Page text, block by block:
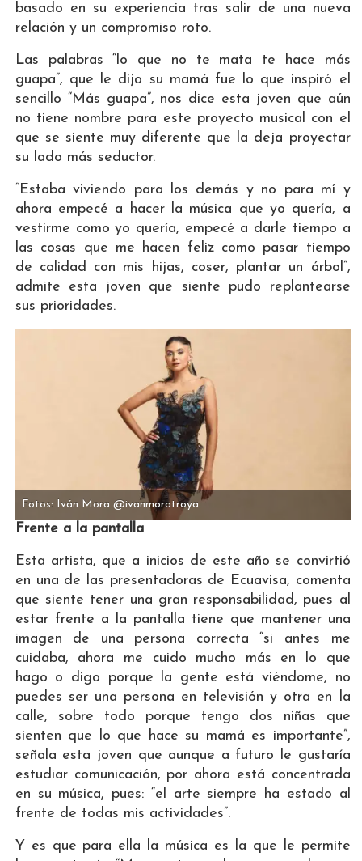
basado en su experiencia tras salir de una nueva
relación y un compromiso roto.
Las palabras “lo que no te mata te hace más
guapa”, que le dijo su mamá fue lo que inspiró el
sencillo “Más guapa”, nos dice esta joven que aún
no tiene nombre para este proyecto musical con el
que se siente muy diferente que la deja proyectar
su lado más seductor.
“Estaba viviendo para los demás y no para mí y
ahora empecé a hacer la música que yo quería, a
vestirme como yo quería, empecé a darle tiempo a
las cosas que me hacen feliz como pasar tiempo
de calidad con mis hijas, coser, plantar un árbol”,
admite esta joven que siente pudo replantearse
sus prioridades.
Fotos: Iván Mora @ivanmoratroya
Frente a la pantalla
Esta artista, que a inicios de este año se convirtió
en una de las presentadoras de Ecuavisa, comenta
que siente tener una gran responsabilidad, pues al
estar frente a la pantalla tiene que mantener una
imagen de una persona correcta “si antes me
cuidaba, ahora me cuido mucho más en lo que
hago o digo porque la gente está viéndome, no
puedes ser una persona en televisión y otra en la
calle, sobre todo porque tengo dos niñas que
sienten que lo que hace su mamá es importante”,
señala esta joven que aunque a futuro le gustaría
estudiar comunicación, por ahora está concentrada
en su música, pues: “el arte siempre ha estado al
frente de todas mis actividades”.
Y es que para ella la música es la que le permite